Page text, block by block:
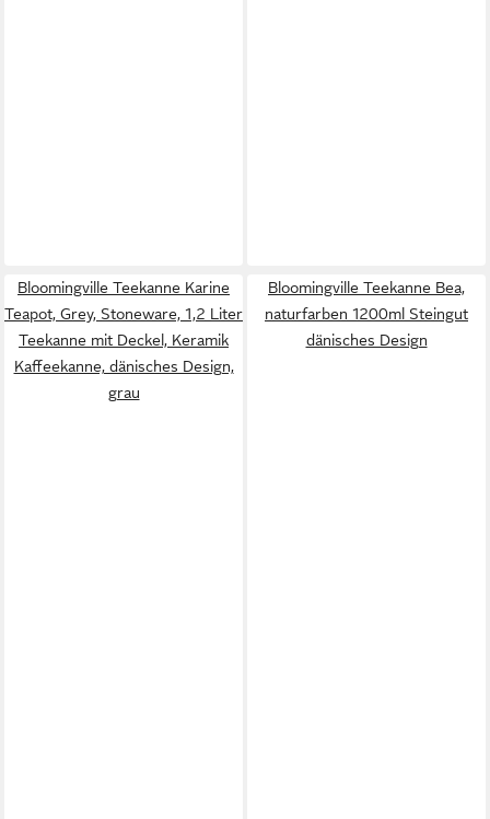
Bloomingville Teekanne Karine
Teapot, Grey, Stoneware, 1,2 Liter
Teekanne mit Deckel, Keramik
Kaffeekanne, dänisches Design,
grau
Bloomingville Teekanne Bea,
naturfarben 1200ml Steingut
dänisches Design